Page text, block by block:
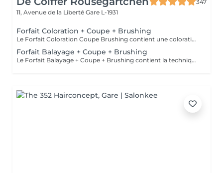
347
11, Avenue de la Liberté Gare L-1931
Forfait Coloration + Coupe + Brushing
Le Forfait Coloration Coupe Brushing contient une coloration des racines et une coupe. Dépendant de la quantité de couleur utilisée ou de la longueur des cheveux le prix peut varier. (Veuillez sélectionner le Forfait Balayage au cas où vous souhaitez avoir des mèches ou un Balayage.) En cas de questions veuillez appeler au +352 26 35 02 89
Forfait Balayage + Coupe + Brushing
Le Forfait Balayage + Coupe + Brushing contient la technique Balayage, un coulage (pour donner le bon reflet au Balayage), Olaplex, une Coupe et un Brushing. Dépendant de la quantité de produit utilisée ou de la longueur des cheveux, le prix peut varier. En cas de questions veuillez appeler au +352 26 35 02 89.